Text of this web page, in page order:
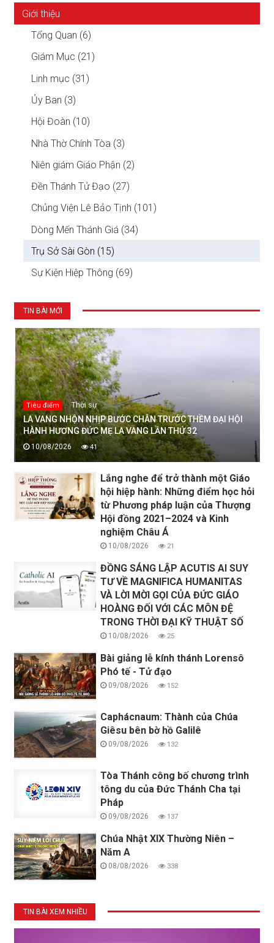
Giới thiệu
Tổng Quan (6)
Giám Mục (21)
Linh mục (31)
Ủy Ban (3)
Hội Đoàn (10)
Nhà Thờ Chính Tòa (3)
Niên giám Giáo Phận (2)
Đền Thánh Tử Đạo (27)
Chủng Viện Lê Bảo Tịnh (101)
Dòng Mến Thánh Giá (34)
Trụ Sở Sài Gòn (15)
Sự Kiện Hiệp Thông (69)
TIN BÀI MỚI
Tiêu điểm Thời sự
LA VANG NHỘN NHỊP BƯỚC CHÂN TRƯỚC THỀM ĐẠI HỘI
HÀNH HƯƠNG ĐỨC MẸ LA VANG LẦN THỨ 32
10/08/2026 41
Lắng nghe để trở thành một Giáo
hội hiệp hành: Những điểm học hỏi
từ Phương pháp luận của Thượng
Hội đồng 2021–2024 và Kinh
nghiệm Châu Á
10/08/2026 21
ĐỒNG SÁNG LẬP ACUTIS AI SUY
TƯ VỀ MAGNIFICA HUMANITAS
VÀ LỜI MỜI GỌI CỦA ĐỨC GIÁO
HOÀNG ĐỐI VỚI CÁC MÔN ĐỆ
TRONG THỜI ĐẠI KỸ THUẬT SỐ
10/08/2026 25
Bài giảng lễ kính thánh Lorensô
Phó tế - Tử đạo
09/08/2026 152
Caphácnaum: Thành của Chúa
Giêsu bên bờ hồ Galilê
09/08/2026 132
Tòa Thánh công bố chương trình
tông du của Đức Thánh Cha tại
Pháp
09/08/2026 137
Chúa Nhật XIX Thường Niên –
Năm A
08/08/2026 338
TIN BÀI XEM NHIỀU